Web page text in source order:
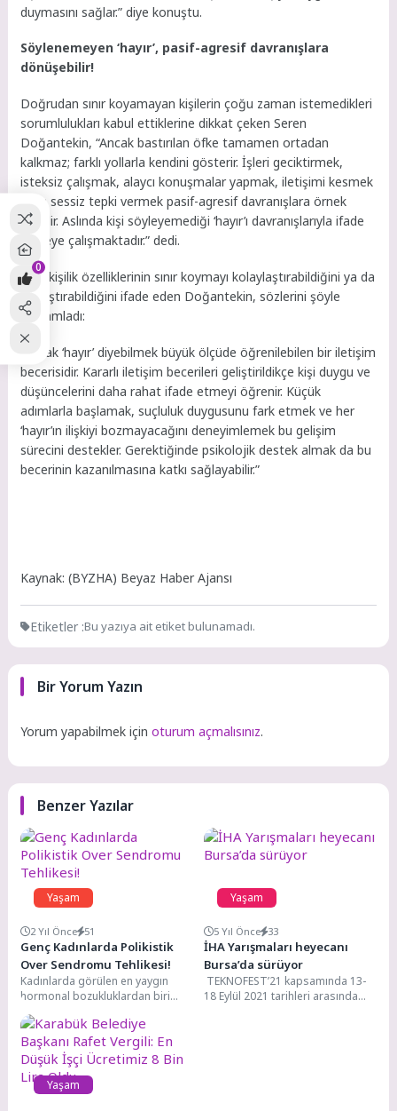
duymasını sağlar.” diye konuştu.
Söylenemeyen ‘hayır’, pasif-agresif davranışlara
dönüşebilir!
Doğrudan sınır koyamayan kişilerin çoğu zaman istemedikleri
sorumlulukları kabul ettiklerine dikkat çeken Seren
Doğantekin, “Ancak bastırılan öfke tamamen ortadan
kalkmaz; farklı yollarla kendini gösterir. İşleri geciktirmek,
isteksiz çalışmak, alaycı konuşmalar yapmak, iletişimi kesmek
veya sessiz tepki vermek pasif-agresif davranışlara örnek
olabilir. Aslında kişi söyleyemediği ‘hayır’ı davranışlarıyla ifade
etmeye çalışmaktadır.” dedi.
Bazı kişilik özelliklerinin sınır koymayı kolaylaştırabildiğini ya da
zorlaştırabildiğini ifade eden Doğantekin, sözlerini şöyle
tamamladı:
“Ancak ‘hayır’ diyebilmek büyük ölçüde öğrenilebilen bir iletişim
becerisidir. Kararlı iletişim becerileri geliştirildikçe kişi duygu ve
düşüncelerini daha rahat ifade etmeyi öğrenir. Küçük
adımlarla başlamak, suçluluk duygusunu fark etmek ve her
‘hayır’ın ilişkiyi bozmayacağını deneyimlemek bu gelişim
sürecini destekler. Gerektiğinde psikolojik destek almak da bu
becerinin kazanılmasına katkı sağlayabilir.”
Kaynak: (BYZHA) Beyaz Haber Ajansı
Etiketler :Bu yazıya ait etiket bulunamadı.
Bir Yorum Yazın
Yorum yapabilmek içinoturum açmalısınız.
Benzer Yazılar
Yaşam
2 Yıl Önce 51
Genç Kadınlarda Polikistik
Over Sendromu Tehlikesi!
Kadınlarda görülen en yaygın
hormonal bozukluklardan biri
olan Polikistik Over Sendromu
(PCOS) dünya genelinde üreme...
Yaşam
5 Yıl Önce 33
İHA Yarışmaları heyecanı
Bursa’da sürüyor
TEKNOFEST’21 kapsamında 13-
18 Eylül 2021 tarihleri arasında
Yaşam
0